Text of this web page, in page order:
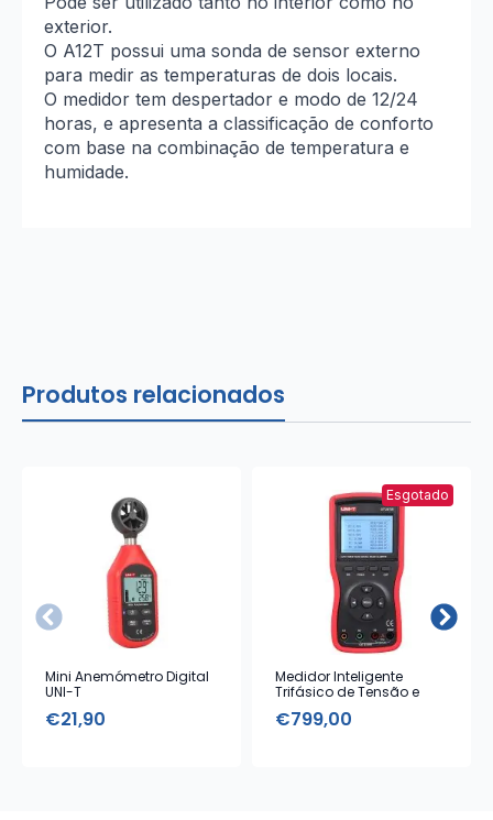
exterior.
O A12T possui uma sonda de sensor externo
para medir as temperaturas de dois locais.
O medidor tem despertador e modo de 12/24
horas, e apresenta a classificação de conforto
com base na combinação de temperatura e
humidade.
Produtos relacionados
Mini Anemómetro Digital
UNI-T
€21,90
Esgotado
Medidor Inteligente
Trifásico de Tensão e
€799,00